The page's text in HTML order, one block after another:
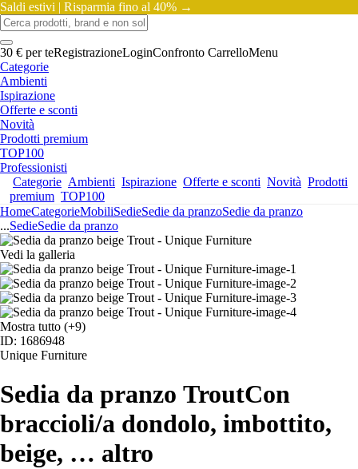
Saldi estivi | Risparmia fino al 40% →
30 € per teRegistrazioneLoginConfronto CarrelloMenu
Categorie
Ambienti
Ispirazione
Offerte e sconti
Novità
Prodotti premium
TOP100
Professionisti
Categorie Ambienti Ispirazione Offerte e sconti Novità Prodotti
premium TOP100
HomeCategorieMobiliSedieSedie da pranzoSedie da pranzo
...SedieSedie da pranzo
Vedi la galleria
Mostra tutto (+9)
ID: 1686948
Unique Furniture
Sedia da pranzo TroutCon
braccioli/a dondolo, imbottito,
beige, … altro